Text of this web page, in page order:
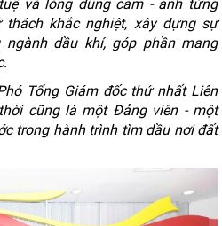
và lòng dũng cảm - anh từng
khắc nghiệt, xây dựng sự
dầu khí, góp phần mang
Tổng Giám đốc thứ nhất Liên
cũng là một Đảng viên - một
trong hành trình tìm dầu nơi đất